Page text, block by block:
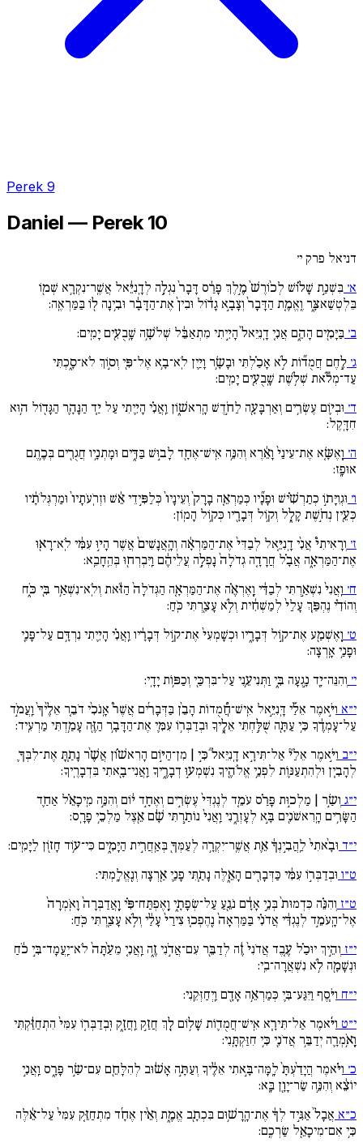
Perek 9
Daniel — Perek 10
דניאל פרק י׳
א׳ בִּשְׁנַ֣ת שָׁל֗וֹשׁ לְכ֙וֹרֶשׁ֙ מֶ֣לֶךְ פָּרַ֔ס דָּבָר֙ נִגְלָ֣ה לְדָֽנִיֵּ֔אל אֲשֶֽׁר־נִקְרָ֥א שְׁמ֖וֹ
בֵּלְטְשַׁאצָּ֑ר וֶֽאֱמֶ֚ת הַדָּבָר֙ וְצָבָ֣א גָד֔וֹל וּבִין֙ אֶת־הַדָּבָ֔ר וּבִ֥ינָה ל֖וֹ בַּמַּרְאֶֽה:
ב׳ בַּיָּמִ֖ים הָהֵ֑ם אֲנִ֚י דָֽנִיֵּאל֙ הָיִ֣יתִי מִתְאַבֵּ֔ל שְׁלֹשָׁ֥ה שָֽׁבֻעִ֖ים יָמִֽים:
ג׳ לֶ֣חֶם חֲמֻד֞וֹת לֹ֣א אָכַ֗לְתִּי וּבָשָׂ֥ר וָיַ֛יִן לֹֽא־בָ֥א אֶל־פִּ֖י וְס֣וֹךְ לֹא־סָ֑כְתִּי
עַד־מְלֹ֕את שְׁלֹ֥שֶׁת שָֽׁבֻעִ֖ים יָמִֽים:
ד׳ וּבְי֛וֹם עֶשְׂרִ֥ים וְאַרְבָּעָ֖ה לַחֹ֣דֶשׁ הָֽרִאשׁ֑וֹן וַֽאֲנִ֗י הָיִ֛יתִי עַל יַ֧ד הַנָּהָ֛ר הַגָּד֖וֹל ה֥וּא
חִדָּֽקֶל:
ה׳ וָֽאֶשָּׂ֚א אֶת־עֵינַי֙ וָאֵ֔רֶא וְהִנֵּ֥ה אִֽישׁ־אֶחָ֖ד לָב֣וּשׁ בַּדִּ֑ים וּמָתְנָ֥יו חֲגֻרִ֖ים בְּכֶ֥תֶם
אוּפָֽז:
ו׳ וּגְוִיָּת֣וֹ כְתַרְשִׁ֗ישׁ וּפָנָ֞יו כְּמַרְאֵ֚ה בָרָק֙ וְעֵינָיו֙ כְּלַפִּ֣ידֵי אֵ֔שׁ וּזְרֹֽעֹתָיו֙ וּמַרְגְּלֹתָ֔יו
כְּעֵ֖ין נְחֹ֣שֶׁת קָלָ֑ל וְק֥וֹל דְּבָרָ֖יו כְּק֥וֹל הָמֽוֹן:
ז׳ וְרָאִיתִי֩ אֲנִ֨י דָֽנִיֵּ֚אל לְבַדִּי֙ אֶת־הַמַּרְאָ֔ה וְהָֽאֲנָשִׁים֙ אֲשֶׁר הָי֣וּ עִמִּ֔י לֹֽא־רָא֖וּ
אֶת־הַמַּרְאָ֑ה אֲבָ֗ל חֲרָדָ֚ה גְדֹלָה֙ נָפְלָ֣ה עֲלֵיהֶ֔ם וַֽיִּבְרְח֖וּ בְּהֵֽחָבֵֽא:
ח׳ וַֽאֲנִי֙ נִשְׁאַ֣רְתִּי לְבַדִּ֔י וָֽאֶרְאֶ֗ה אֶת־הַמַּרְאָ֚ה הַגְּדֹלָה֙ הַזֹּ֔את וְלֹֽא־נִשְׁאַ֥ר בִּ֖י כֹּ֑ח
וְהוֹדִ֗י נֶהְפַּ֚ךְ עָלַי֙ לְמַשְׁחִ֔ית וְלֹ֥א עָצַ֖רְתִּי כֹּֽחַ:
ט׳ וָֽאֶשְׁמַ֖ע אֶת־ק֣וֹל דְּבָרָ֑יו וּכְשָׁמְעִי֙ אֶת־ק֣וֹל דְּבָרָ֔יו וַֽאֲנִ֗י הָיִ֛יתִי נִרְדָּ֥ם עַל־פָּנַ֖י
וּפָנַ֥י אָֽרְצָה:
י׳ וְהִנֵּה־יָ֖ד נָ֣גְעָה בִּ֑י וַתְּנִיעֵ֥נִי עַל־בִּרְכַּ֖י וְכַפּ֥וֹת יָדָֽי:
י״א וַיֹּ֣אמֶר אֵלַ֡י דָּֽנִיֵּ֣אל אִֽישׁ־חֲ֠מֻדוֹת הָבֵ֨ן בַּדְּבָרִ֜ים אֲשֶׁר֩ אָֽנֹכִ֨י דֹבֵ֚ר אֵלֶ֙יךָ֙ וַֽעֲמֹ֣ד
עַל־עָמְדֶ֔ךָ כִּ֥י עַתָּ֖ה שֻׁלַּ֣חְתִּי אֵלֶ֑יךָ וּבְדַבְּר֥וֹ עִמִּ֛י אֶת־הַדָּבָ֥ר הַזֶּ֖ה עָמַ֥דְתִּי מַרְעִֽיד:
י״ב וַיֹּ֣אמֶר אֵלַי֘ אַל־תִּירָ֣א דָֽנִיֵּאל֒ כִּ֣י | מִן־הַיּ֣וֹם הָרִאשׁ֗וֹן אֲשֶׁ֨ר נָתַ֧תָּ אֶת־לִבְּךָ֛
לְהָבִ֧ין וּלְהִתְעַנּ֛וֹת לִפְנֵ֥י אֱלֹהֶ֖יךָ נִשְׁמְע֣וּ דְבָרֶ֑יךָ וַֽאֲנִי־בָ֖אתִי בִּדְבָרֶֽיךָ:
י״ג וְשַׂ֣ר | מַלְכ֣וּת פָּרַ֗ס עֹמֵ֚ד לְנֶגְדִּי֙ עֶשְׂרִ֣ים וְאֶחָ֣ד י֔וֹם וְהִנֵּ֣ה מִֽיכָאֵ֗ל אַחַ֛ד
הַשָּׂרִ֥ים הָֽרִאשֹׁנִ֖ים בָּ֣א לְעָזְרֵ֑נִי וַֽאֲנִי֙ נוֹתַ֣רְתִּי שָׁ֔ם אֵ֖צֶל מַלְכֵ֥י פָרָֽס:
י״ד וּבָ֙אתִי֙ לַֽהֲבִ֣ינְךָ֔ אֵ֛ת אֲשֶֽׁר־יִקְרָ֥ה לְעַמְּךָ֖ בְּאַֽחֲרִ֣ית הַיָּמִ֑ים כִּי־ע֥וֹד חָז֖וֹן לַיָּמִֽים:
ט״ו וּבְדַבְּר֣וֹ עִמִּ֔י כַּדְּבָרִ֖ים הָאֵ֑לֶּה נָתַ֧תִּי פָנַ֛י אַ֖רְצָה וְנֶֽאֱלָֽמְתִּי:
ט״ז וְהִנֵּ֗ה כִּדְמוּת֙ בְּנֵ֣י אָדָ֔ם נֹגֵ֖עַ עַל־שְׂפָתָ֑י וָֽאֶפְתַּח־פִּ֗י וָֽאֲדַבְּרָה֙ וָאֹֽמְרָה֙
אֶל־הָֽעֹמֵ֣ד לְנֶגְדִּ֔י אֲדֹנִ֗י בַּמַּרְאָה֙ נֶֽהֶפְכ֚וּ צִירַי֙ עָלַ֔י וְלֹ֥א עָצַ֖רְתִּי כֹּֽחַ:
י״ז וְהֵ֣יךְ יוּכַ֗ל עֶ֚בֶד אֲדֹנִי֙ זֶ֔ה לְדַבֵּ֖ר עִם־אֲדֹ֣נִי זֶ֑ה וַֽאֲנִ֚י מֵעַ֙תָּה֙ לֹא־יַֽעֲמָד־בִּ֣י כֹ֔חַ
וּנְשָׁמָ֖ה לֹ֥א נִשְׁאֲרָה־בִֽי:
י״ח וַיֹּ֧סֶף וַיִּגַּע־בִּ֛י כְּמַרְאֵ֥ה אָדָ֖ם וַֽיְחַזְּקֵֽנִי:
י״ט וַיֹּ֜אמֶר אַל־תִּירָ֧א אִֽישׁ־חֲמֻד֛וֹת שָׁל֥וֹם לָ֖ךְ חֲזַ֣ק וַֽחֲזָ֑ק וּֽבְדַבְּר֚וֹ עִמִּי֙ הִתְחַזַּ֔קְתִּי
וָֽאֹ֥מְרָ֛ה יְדַבֵּ֥ר אֲדֹנִ֖י כִּ֥י חִזַּקְתָּֽנִי:
כ׳ וַיֹּ֗אמֶר הֲיָדַ֙עְתָּ֙ לָֽמָּה־בָּ֣אתִי אֵלֶ֔יךָ וְעַתָּ֣ה אָשׁ֔וּב לְהִלָּחֵ֖ם עִם־שַׂ֣ר פָּרָ֑ס וַֽאֲנִ֣י
יוֹצֵ֔א וְהִנֵּ֥ה שַׂר־יָוָ֖ן בָּֽא:
כ״א אֲבָל֙ אַגִּ֣יד לְךָ֔ אֶת־הָֽרָשׁ֥וּם בִּכְתָ֖ב אֱמֶ֑ת וְאֵ֨ין אֶחָ֜ד מִתְחַזֵּ֚ק עִמִּי֙ עַל־אֵ֔לֶּה
כִּ֥י אִם־מִיכָאֵ֖ל שַׂרְכֶֽם: